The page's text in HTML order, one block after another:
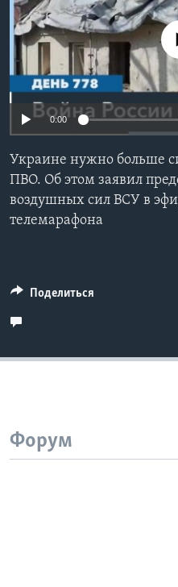
Learning English
СОЦИАЛЬНЫЕ СЕТИ
No media
0:00
Украине нужно больше
ПВО. Об этом заявил
воздушных сил ВСУ в
телемарафона
Поделиться
Форум